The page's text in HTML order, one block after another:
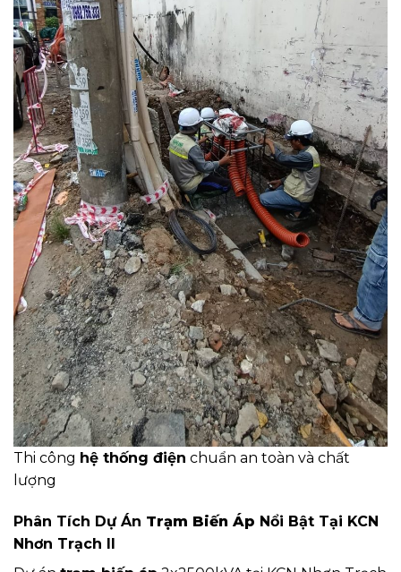
Thi công hệ thống điện chuẩn an toàn và chất
lượng
Phân Tích Dự Án Trạm Biến Áp Nổi Bật Tại KCN
Nhơn Trạch II